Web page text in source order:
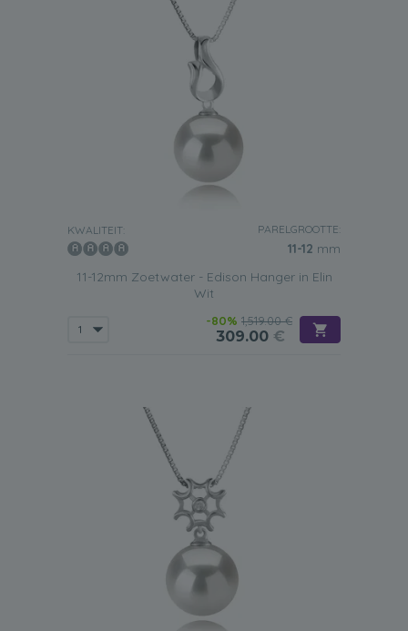
KWALITEIT: PARELGROOTTE:
11-12 mm
11-12mm Zoetwater - Edison Hanger in Elin
Wit
-80% 1,519.00 €
309.00 €